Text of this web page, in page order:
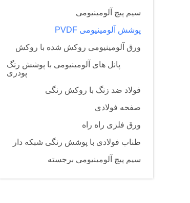
سیم پیچ آلومینیومی
پوشش آلومینیومی PVDF
ورق آلومینیومی روکش شده با روکش
پانل های آلومینیومی با پوشش رنگ
پودری
فولاد ضد زنگ با روکش رنگی
صفحه فولادی
ورق فلزی راه راه
طناب فولادی با پوشش رنگی شبکه دار
سیم پیچ آلومینیومی برجسته